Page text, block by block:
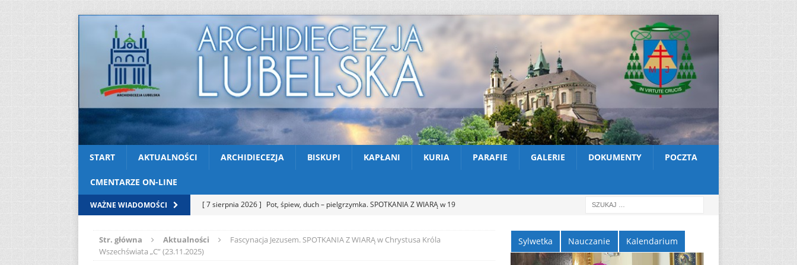
START AKTUALNOŚCI ARCHIDIECEZJA BISKUPI KAPŁANI KURIA PARAFIE GALERIE DOKUMENTY POCZTA
CMENTARZE ON-LINE
WAŻNE WIADOMOŚCI [ 7 sierpnia 2026 ] Pot, śpiew, duch – pielgrzymka. SPOTKANIA Z WIARĄ w 19
[ 6 sierpnia 2026 ] Zmarł ks. Ryszard Sowa
AKTUALNOŚCI
Str. główna Aktualności
Fascynacja Jezusem. SPOTKANIA Z WIARĄ w Chrystusa Króla
Wszechświata „C” (23.11.2025)
Sylwetka Nauczanie Kalendarium